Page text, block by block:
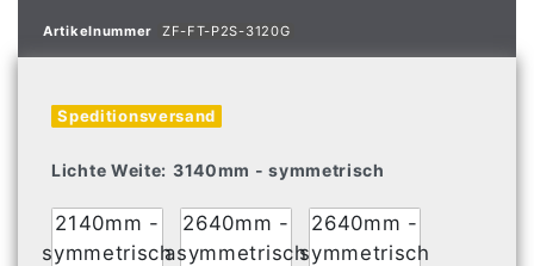
Artikelnummer ZF-FT-P2S-3120G
Speditionsversand
Lichte Weite: 3140mm - symmetrisch
2140mm -
symmetrisch
2640mm -
asymmetrisch
2640mm -
symmetrisch